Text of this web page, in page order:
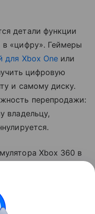
детали функции
в «цифру». Геймеры
для Xbox Oneили
цифровую
и самому диску.
перепродажи:
владельцу,
Xbox 360 в
Series X|S для